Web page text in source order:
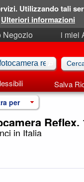
Negozio
i miei
Salva
per
Reflex,
in Italia
Utilizzando tali
Ulteriori informazioni